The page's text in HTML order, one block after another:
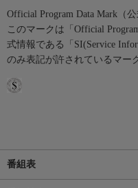
Official Program Data Mark（
このマークは「Official
式情報である「SI(Service
のみ表記が許されているマー
番組表